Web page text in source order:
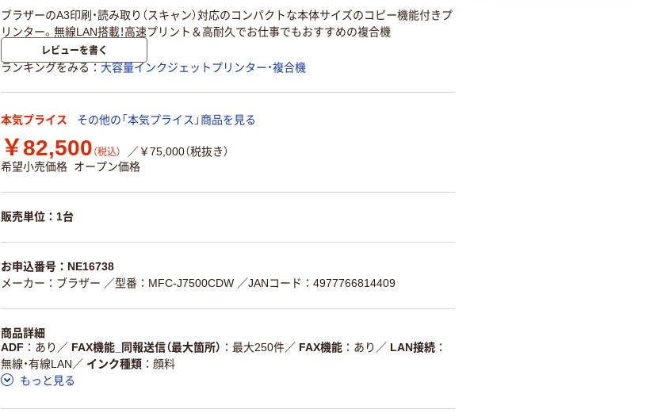
ブラザーのA3印刷・読み取り（スキャン）対応のコンパクトな本体サイズのコピー機能付きプ
リンター。無線LAN搭載！高速プリント＆高耐久でお仕事でもおすすめの複合機
レビューを書く
ランキングをみる 大容量インクジェットプリンター・複合機
本気プライス その他の「本気プライス」商品を見る
￥82,500 （税込）
／￥75,000（税抜き）
希望小売価格 オープン価格
販売単位：1台
お申込番号：NE16738
メーカー：ブラザー ／型番：MFC-J7500CDW ／JANコード：4977766814409
商品詳細
ADF
あり ／ FAX機能_同報送信（最大箇所） 最大250件／ FAX機能 あり ／ LAN接続
無線・有線LAN ／ インク種類
顔料
もっと見る